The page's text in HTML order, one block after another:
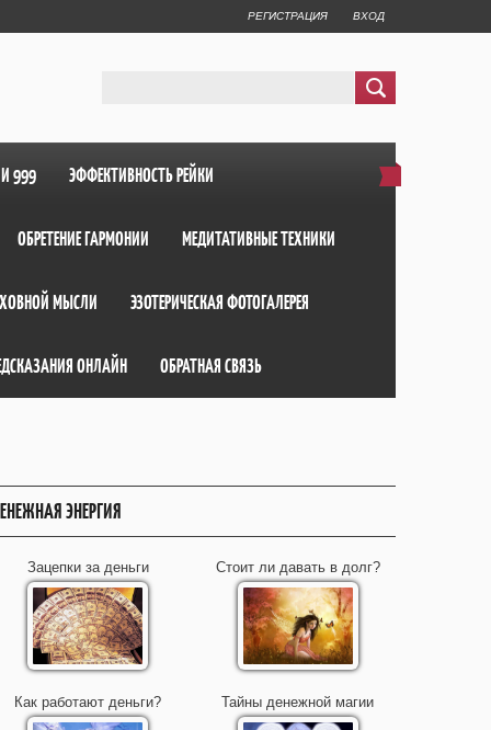
РЕГИСТРАЦИЯ ВХОД
999 ЭФФЕКТИВНОСТЬ РЕЙКИ
ОБРЕТЕНИЕ ГАРМОНИИ МЕДИТАТИВНЫЕ ТЕХНИКИ
МЫСЛИ ЭЗОТЕРИЧЕСКАЯ ФОТОГАЛЕРЕЯ
ОНЛАЙН ОБРАТНАЯ СВЯЗЬ
ЭНЕРГИЯ
Зацепки за деньги Стоит ли давать в долг?
Как работают деньги? Тайны денежной магии